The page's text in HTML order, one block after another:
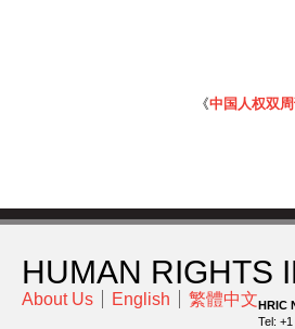
《中国人权双周
HUMAN RIGHTS
About Us English 繁體中文HRIC
Tel: